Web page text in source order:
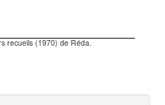
recueils (1970) de Réda.